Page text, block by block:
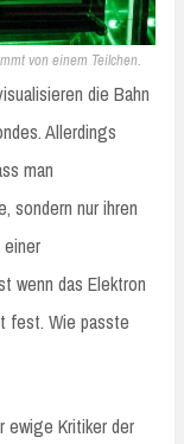
von einem Teilchen.
die Bahn
Allerdings
man
sondern nur ihren
wenn das Elektron
fest. Wie passte
ewige Kritiker der